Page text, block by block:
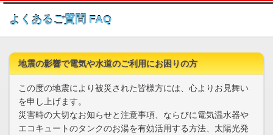
このページの本文へ
よくあるご質問 FAQ
地震の影響で電気や水道のご利用にお困りの方
この度の地震により被災された皆様方には、心よりお見舞い
を申し上げます。
災害時の大切なお知らせと注意事項、ならびに電気温水器や
エコキュートのタンクのお湯を有効活用する方法、太陽光発